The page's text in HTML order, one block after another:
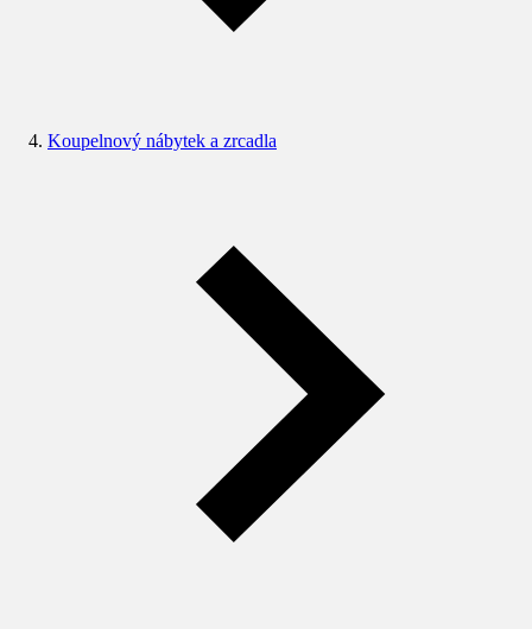
Koupelnový nábytek a zrcadla